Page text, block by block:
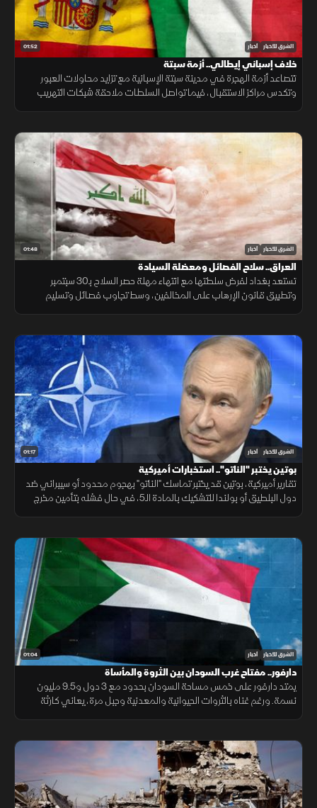
01:52 الشرق للأخبار أخبار
خلاف إسباني إيطالي.. أزمة سبتة
تتصاعد أزمة الهجرة في مدينة سبتة الإسبانية مع تزايد محاولات العبور
وتكدس مراكز الاستقبال، فيما تواصل السلطات ملاحقة شبكات التهريب
01:48 الشرق للأخبار أخبار
العراق.. سلاح الفصائل ومعضلة السيادة
تستعد بغداد لفرض سلطتها مع انتهاء مهلة حصر السلاح بـ30 سبتمبر
وتطبيق قانون الإرهاب على المخالفين، وسط تجاوب فصائل وتسليم
01:17 الشرق للأخبار أخبار
بوتين يختبر "الناتو".. استخبارات أميركية
تقارير أميركية، بوتين قد يختبر تماسك "الناتو" بهجوم محدود أو سيبراني ضد
دول البلطيق أو بولندا للتشكيك بالمادة الـ5، في حال فشله بتأمين مخرج
01:04 الشرق للأخبار أخبار
دارفور.. مفتاح غرب السودان بين الثروة والمأساة
يمتد دارفور على خمس مساحة السودان بحدود مع 3 دول و9.5 مليون
نسمة. ورغم غناه بالثروات الحيوانية والمعدنية وجبل مرة، يعاني كارثة